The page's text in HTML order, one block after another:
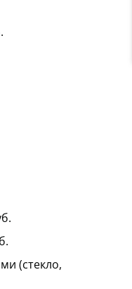
(стекло,